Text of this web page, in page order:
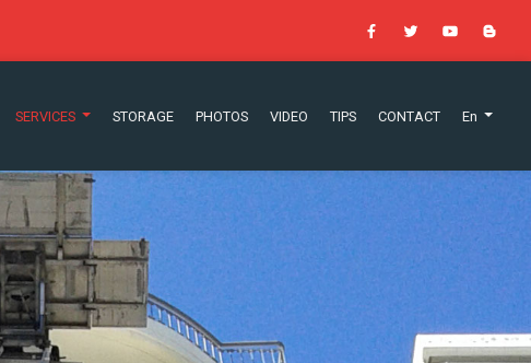
SERVICES STORAGE PHOTOS VIDEO TIPS CONTACT En